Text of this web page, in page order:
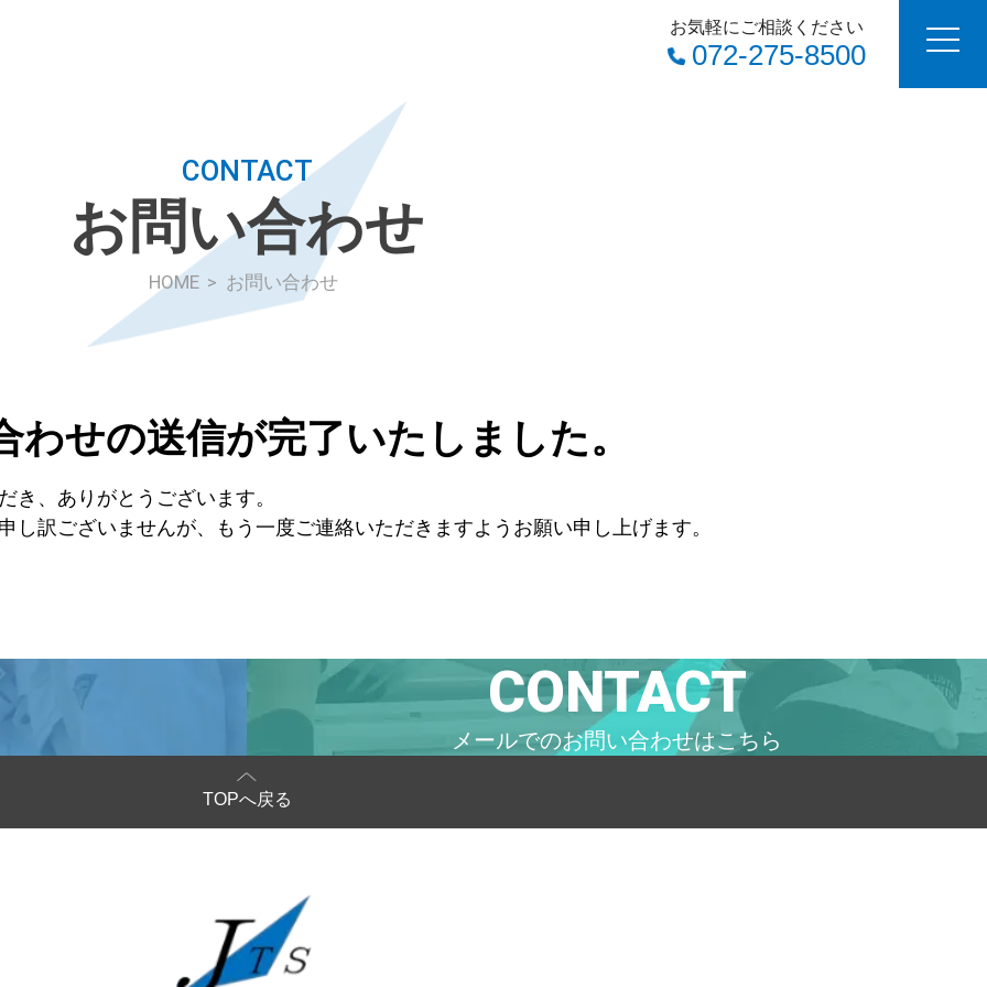
お気軽にご相談ください
072-275-8500
CONTACT
お問い合わせ
HOME お問い合わせ
わせの送信が完了いたしました。
き、ありがとうございます。
し訳ございませんが、もう一度ご連絡いただきますようお願い申し上げます。
CONTACT
メールでのお問い合わせはこちら
TOPへ戻る